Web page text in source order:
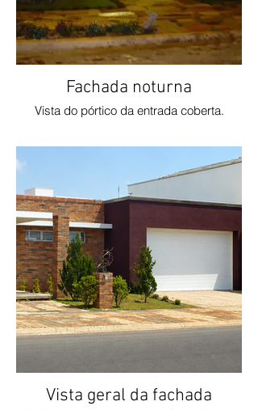
Fachada noturna
Vista do pórtico da entrada coberta.
Vista geral da fachada